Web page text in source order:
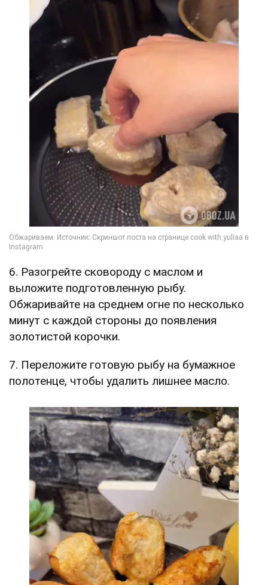
6. Разогрейте сковороду с маслом и
выложите подготовленную рыбу.
Обжаривайте на среднем огне по несколько
минут с каждой стороны до появления
золотистой корочки.
7. Переложите готовую рыбу на бумажное
полотенце, чтобы удалить лишнее масло.